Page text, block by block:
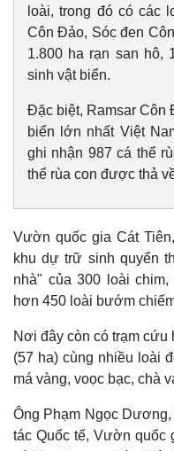
loài, trong đó có các
Côn Đảo, Sóc đen
1.800 ha rạn san hô,
sinh vật biển.
Đặc biệt, Ramsar Côn
biển lớn nhất Việt
ghi nhận 987 cá thể
thể rùa con được thả
Vườn quốc gia Cát
khu dự trữ sinh quyển
nhà" của 300 loài
hơn 450 loài bướm
Nơi đây còn có trạm
(57 ha) cùng nhiều loài
má vàng, voọc bạc, chà
Ông Phạm Ngọc
tác Quốc tế, Vườn quốc